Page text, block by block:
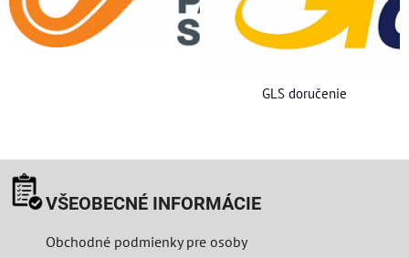
GLS doručenie
VŠEOBECNÉ INFORMÁCIE
Obchodné podmienky pre osoby